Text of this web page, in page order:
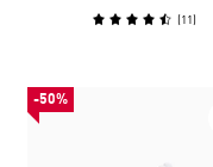
(11)
-50%